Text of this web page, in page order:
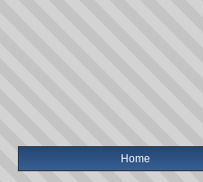
Home